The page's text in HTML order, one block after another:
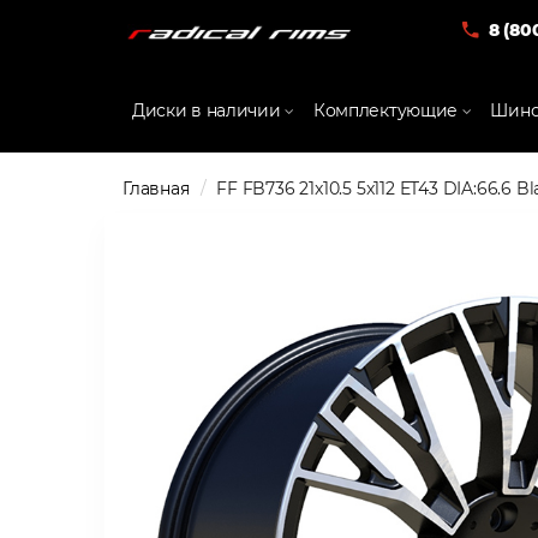
8
Диски в наличии Комплектующие
Главная FF FB736 21x10.5 5x112 ET43 DIA:66.6